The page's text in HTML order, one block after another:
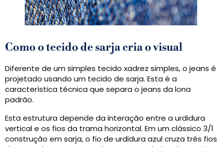
Como o tecido de sarja cria o visual
Diferente de um simples tecido xadrez simples, o jeans é
projetado usando um tecido de sarja. Esta é a
característica técnica que separa o jeans da lona
padrão.
Esta estrutura depende da interação entre a urdidura
vertical e os fios da trama horizontal. Em um clássico 3/1
construção em sarja, o fio de urdidura azul cruza três fios